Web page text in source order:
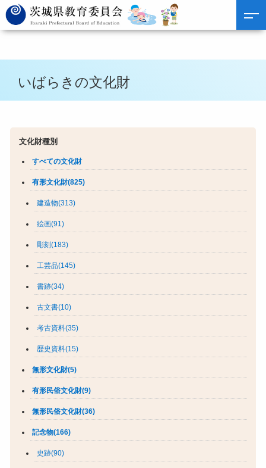
いばらきの文化財
文化財種別
すべての文化財
有形文化財(825)
建造物(313)
絵画(91)
彫刻(183)
工芸品(145)
書跡(34)
古文書(10)
考古資料(35)
歴史資料(15)
無形文化財(5)
有形民俗文化財(9)
無形民俗文化財(36)
記念物(166)
史跡(90)